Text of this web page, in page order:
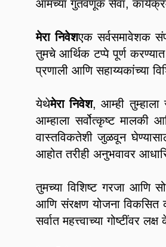
आमच्या गुंतवणूक सेवा,
मेरा निवेशएक सर्वसमावेशक
तुमचे आर्थिक टप्पे पूर्ण
प्रणाली आणि सहाय्यकांच्या
येथेमेरा निवेश, आम्‍ही
आम्हाला सर्वोत्कृष्ट मालकी
वास्तविकतेशी जुळवून
आहोत तरीही अनुभवावर
तुमच्या विशिष्ट गरजा आणि
आणि संरक्षण योजना विकसित
सर्वात महत्त्वाच्या गोष्टींवर